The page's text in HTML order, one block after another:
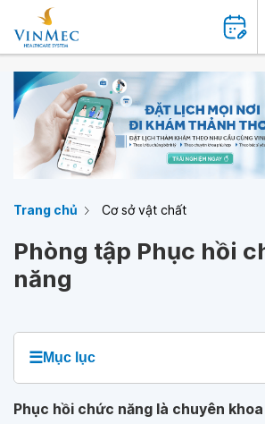
Trang chủ Cơ sở vật chất
Phòng tập Phục hồi
năng
☰Mục lục
Phục hồi chức năng là chuyên